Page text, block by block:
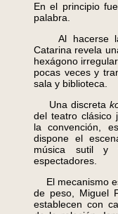
En el principio
palabra.
Al hacerse la
Catarina revela
hexágono
pocas veces y
sala y biblioteca.
Una discreta
del teatro clásico
la convención,
dispone el
música sutil y
espectadores.
El mecanismo
de peso, Miguel
establecen con